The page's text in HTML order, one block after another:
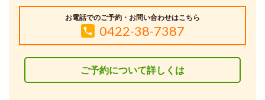
お電話でのご予約・お問い合わせはこちら
0422-38-7387
ご予約について詳しくは